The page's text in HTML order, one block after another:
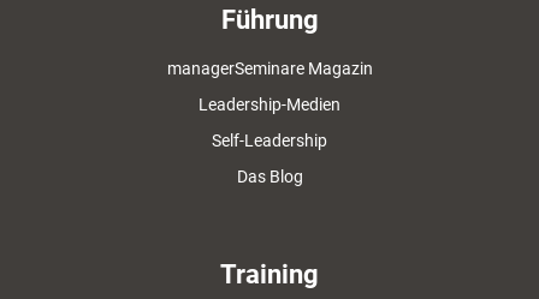
Führung
managerSeminare Magazin
Leadership-Medien
Self-Leadership
Das Blog
Training